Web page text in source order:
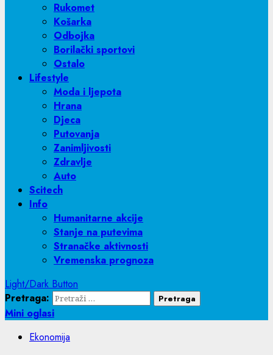
Rukomet
Košarka
Odbojka
Borilački sportovi
Ostalo
Lifestyle
Moda i ljepota
Hrana
Djeca
Putovanja
Zanimljivosti
Zdravlje
Auto
Scitech
Info
Humanitarne akcije
Stanje na putevima
Stranačke aktivnosti
Vremenska prognoza
Light/Dark Button
Pretraga:
Mini oglasi
Ekonomija